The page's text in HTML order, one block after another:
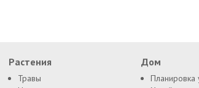
Растения
Травы
Дом
Планировка